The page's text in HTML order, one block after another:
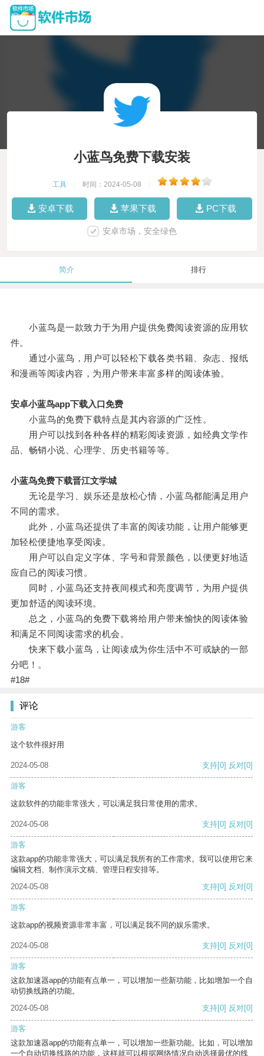
小蓝鸟免费下载安装
工具 时间：2024-05-08
安卓下载 苹果下载 PC下载
安卓市场，安全绿色
简介 排行
小蓝鸟是一款致力于为用户提供免费阅读资源的应用软
件。
通过小蓝鸟，用户可以轻松下载各类书籍、杂志、报纸
和漫画等阅读内容，为用户带来丰富多样的阅读体验。
安卓小蓝鸟app下载入口免费
小蓝鸟的免费下载特点是其内容源的广泛性。
用户可以找到各种各样的精彩阅读资源，如经典文学作
品、畅销小说、心理学、历史书籍等等。
小蓝鸟免费下载晋江文学城
无论是学习、娱乐还是放松心情，小蓝鸟都能满足用户
不同的需求。
此外，小蓝鸟还提供了丰富的阅读功能，让用户能够更
加轻松便捷地享受阅读。
用户可以自定义字体、字号和背景颜色，以便更好地适
应自己的阅读习惯。
同时，小蓝鸟还支持夜间模式和亮度调节，为用户提供
更加舒适的阅读环境。
总之，小蓝鸟的免费下载将给用户带来愉快的阅读体验
和满足不同阅读需求的机会。
快来下载小蓝鸟，让阅读成为你生活中不可或缺的一部
分吧！。
#18#
评论
游客
这个软件很好用
2024-05-08 支持[0] 反对[0]
游客
这款软件的功能非常强大，可以满足我日常使用的需求。
2024-05-08 支持[0] 反对[0]
游客
这款app的功能非常强大，可以满足我所有的工作需求。我可以使用它来
编辑文档、制作演示文稿、管理日程安排等。
2024-05-08
支持[0] 反对[0]
游客
这款app的视频资源非常丰富，可以满足我不同的娱乐需求。
2024-05-08 支持[0] 反对[0]
游客
这款加速器app的功能有点单一，可以增加一些新功能，比如增加一个自
动切换线路的功能。
2024-05-08
支持[0] 反对[0]
游客
这款加速器app的功能有点单一，可以增加一些新功能。比如，可以增加
一个自动切换线路的功能，这样就可以根据网络情况自动选择最优的线